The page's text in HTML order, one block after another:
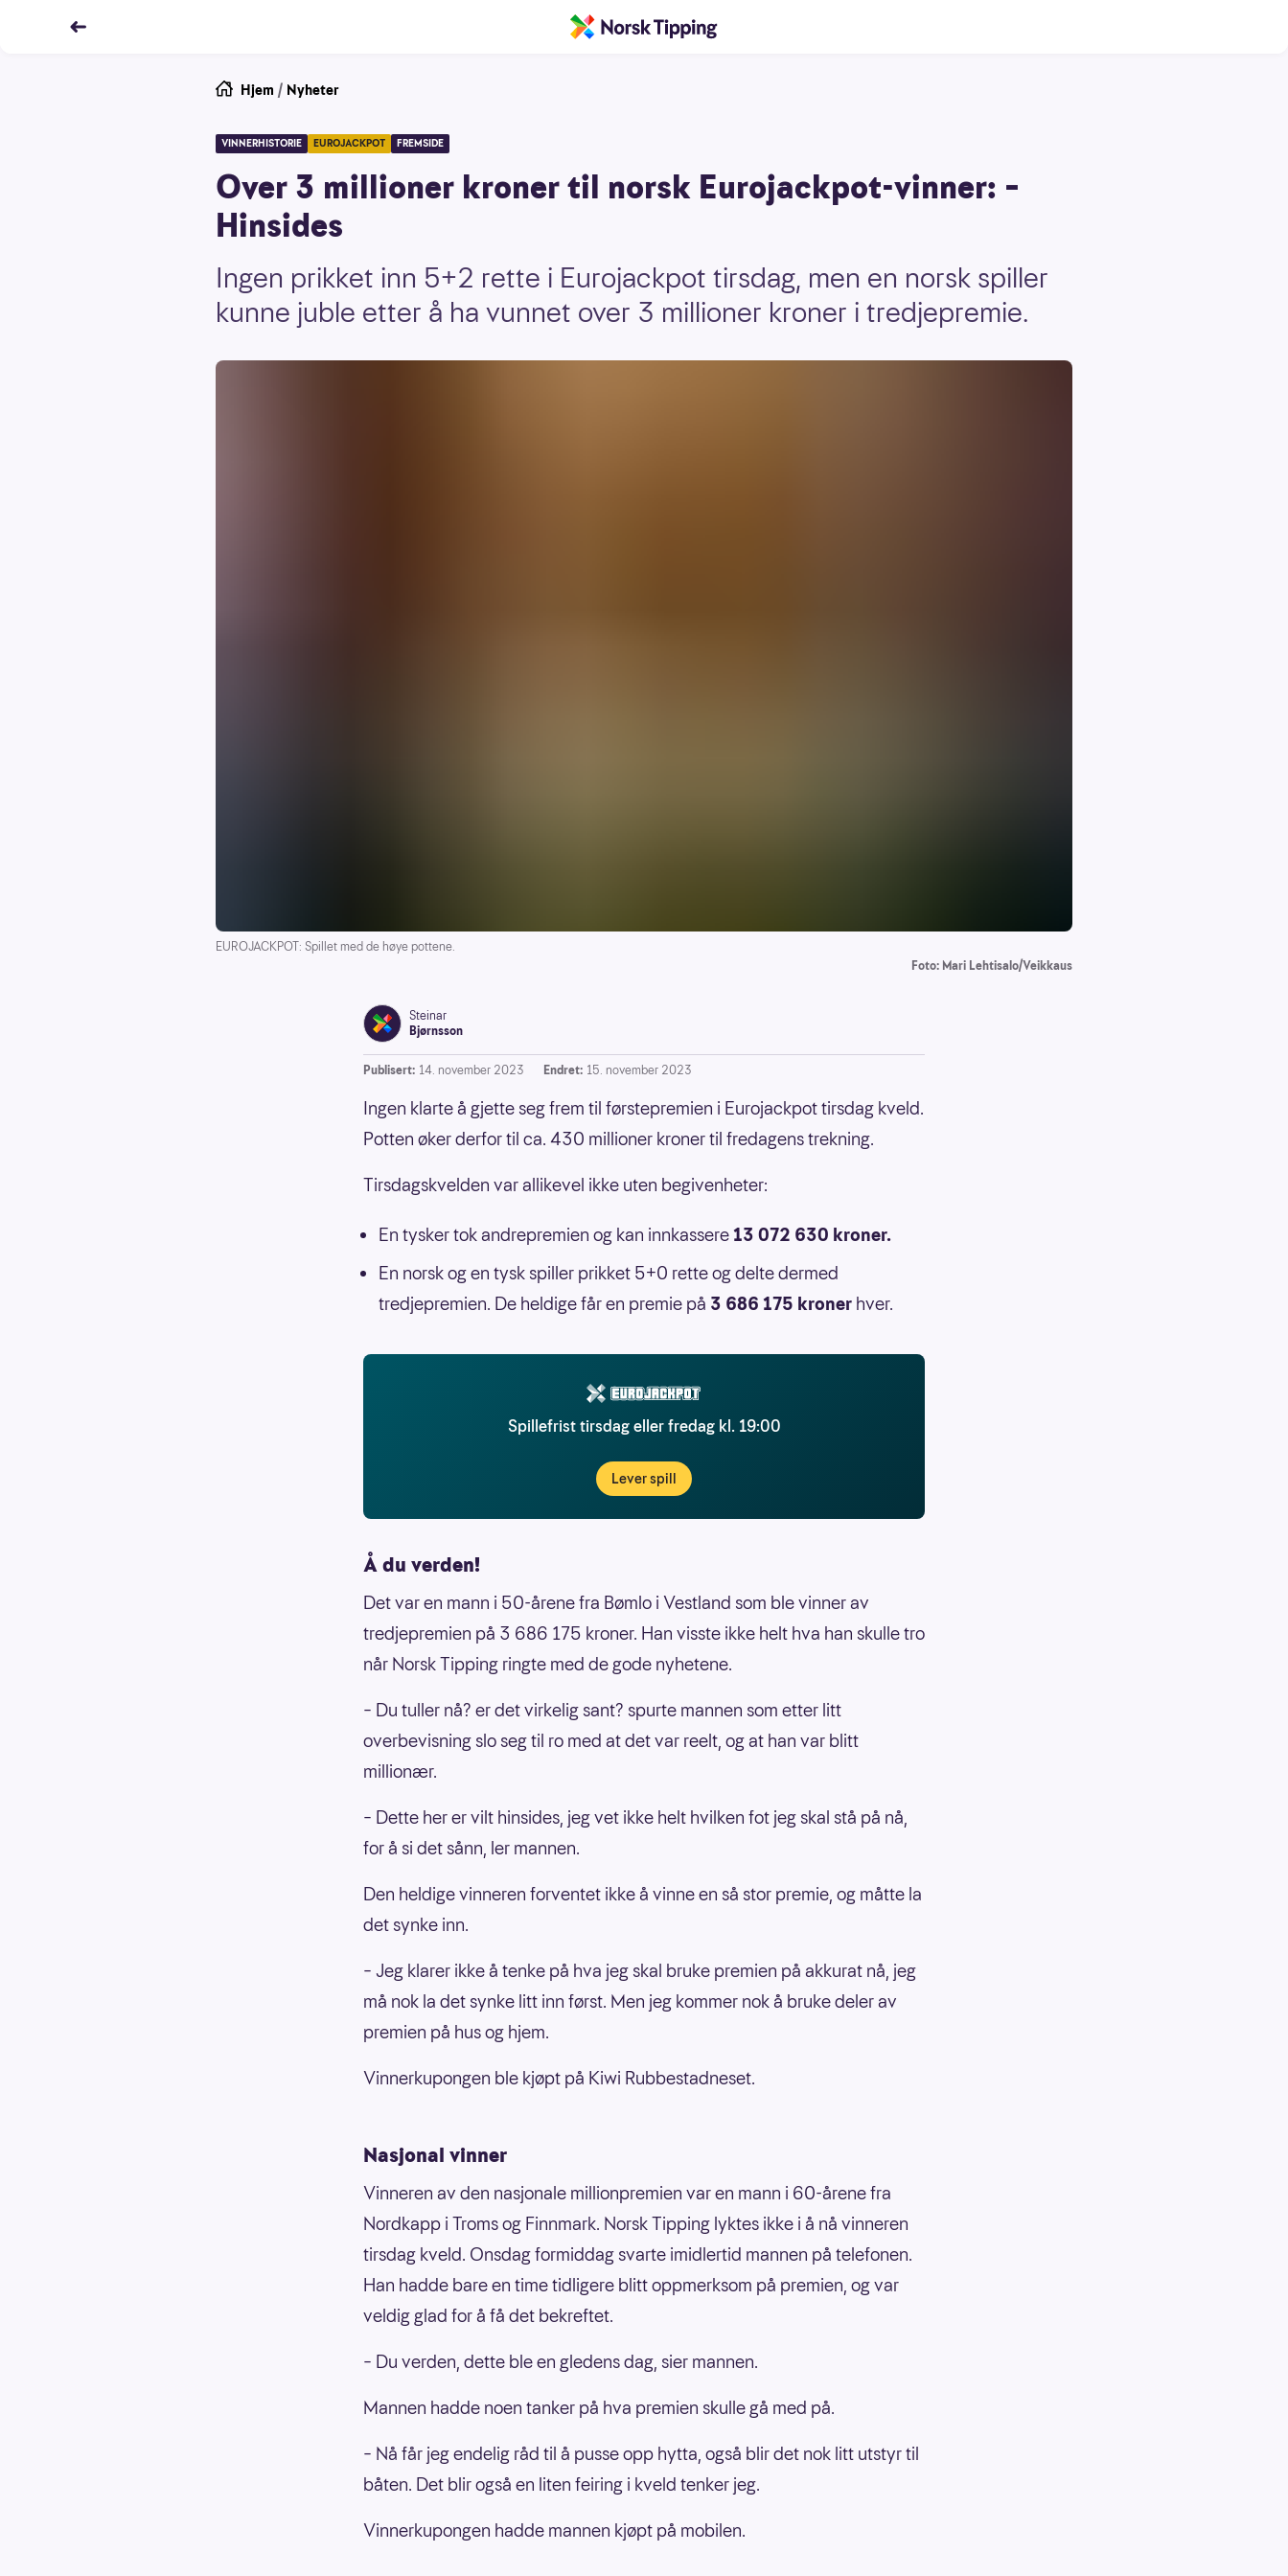
Hjem / Nyheter
VINNERHISTORIE EUROJACKPOT FREMSIDE
Over 3 millioner kroner til norsk Eurojackpot-vinner: –
Hinsides
Ingen prikket inn 5+2 rette i Eurojackpot tirsdag, men en norsk spiller
kunne juble etter å ha vunnet over 3 millioner kroner i tredjepremie.
EUROJACKPOT: Spillet med de høye pottene.
Foto: Mari Lehtisalo/Veikkaus
Steinar
Bjørnsson
Publisert: 14. november 2023 Endret: 15. november 2023
Ingen klarte å gjette seg frem til førstepremien i Eurojackpot tirsdag kveld.
Potten øker derfor til ca. 430 millioner kroner til fredagens trekning.
Tirsdagskvelden var allikevel ikke uten begivenheter:
En tysker tok andrepremien og kan innkassere13 072 630 kroner.
En norsk og en tysk spiller prikket 5+0 rette og delte dermed
tredjepremien. De heldige får en premie på 3 686 175 kroner hver.
Spillefrist tirsdag eller fredag kl. 19:00
Lever spill
Å du verden!
Det var en mann i 50-årene fra Bømlo i Vestland som ble vinner av
tredjepremien på 3 686 175 kroner. Han visste ikke helt hva han skulle tro
når Norsk Tipping ringte med de gode nyhetene.
– Du tuller nå? er det virkelig sant? spurte mannen som etter litt
overbevisning slo seg til ro med at det var reelt, og at han var blitt
millionær.
– Dette her er vilt hinsides, jeg vet ikke helt hvilken fot jeg skal stå på nå,
for å si det sånn, ler mannen.
Den heldige vinneren forventet ikke å vinne en så stor premie, og måtte la
det synke inn.
– Jeg klarer ikke å tenke på hva jeg skal bruke premien på akkurat nå, jeg
må nok la det synke litt inn først. Men jeg kommer nok å bruke deler av
premien på hus og hjem.
Vinnerkupongen ble kjøpt på Kiwi Rubbestadneset.
Nasjonal vinner
Vinneren av den nasjonale millionpremien var en mann i 60-årene fra
Nordkapp i Troms og Finnmark. Norsk Tipping lyktes ikke i å nå vinneren
tirsdag kveld. Onsdag formiddag svarte imidlertid mannen på telefonen.
Han hadde bare en time tidligere blitt oppmerksom på premien, og var
veldig glad for å få det bekreftet.
– Du verden, dette ble en gledens dag, sier mannen.
Mannen hadde noen tanker på hva premien skulle gå med på.
– Nå får jeg endelig råd til å pusse opp hytta, også blir det nok litt utstyr til
båten. Det blir også en liten feiring i kveld tenker jeg.
Vinnerkupongen hadde mannen kjøpt på mobilen.